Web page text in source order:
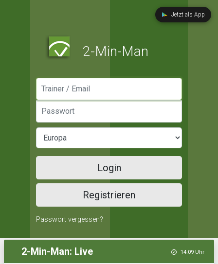
Jetzt als App
2-Min-Man
Login
Registrieren
Passwort vergessen?
2-Min-Man: Live 14:09 Uhr